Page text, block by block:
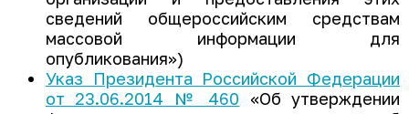
сведений общероссийским средствам
массовой информации для
опубликования»)
Указ Президента Российской Федерации
от 23.06.2014 № 460 «Об утверждении